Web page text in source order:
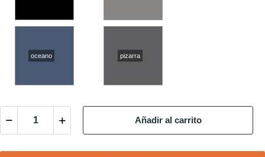
Añadir al carrito